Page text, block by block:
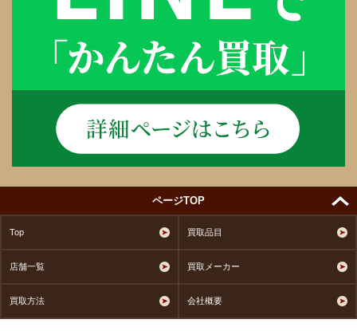
ページTOP
Top 買取品目
店舗一覧 買取メーカー
買取方法 会社概要